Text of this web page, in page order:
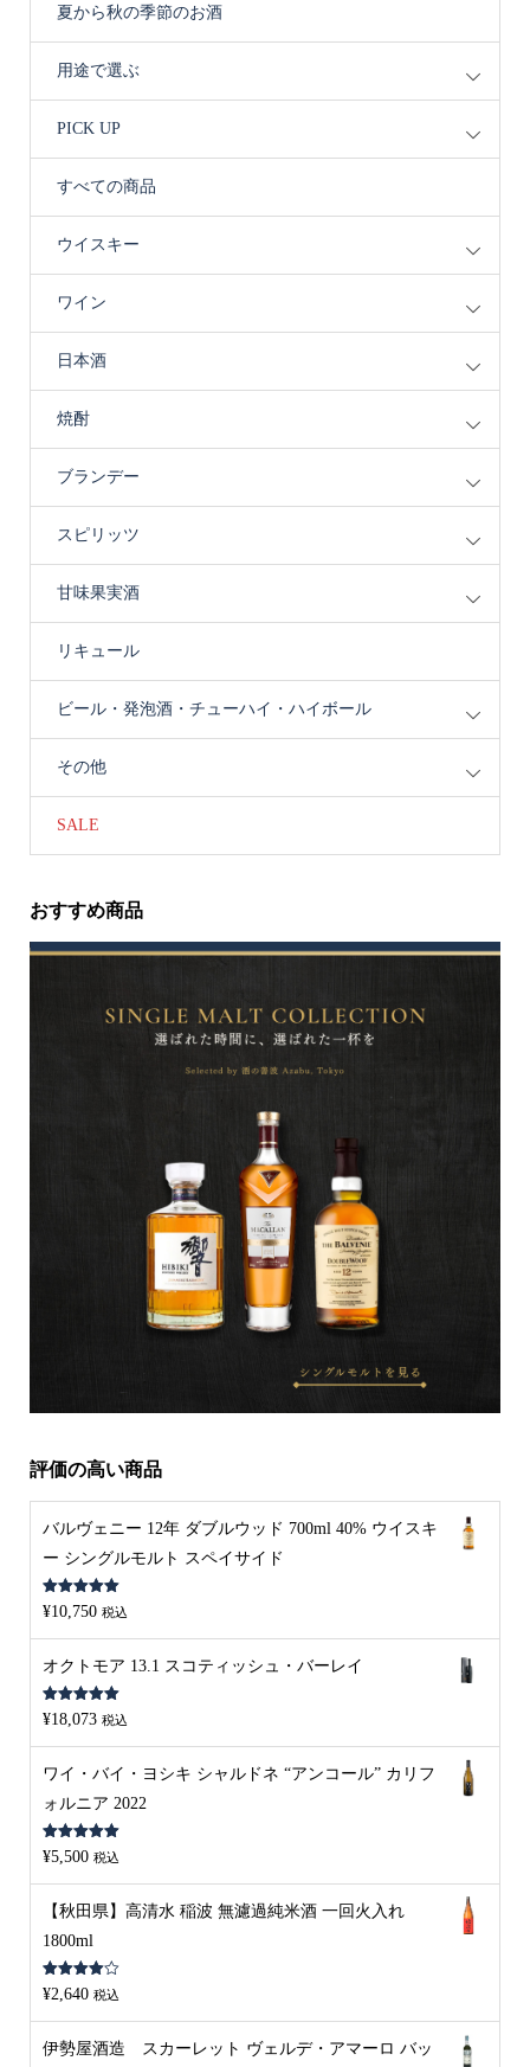
夏から秋の季節のお酒
用途で選ぶ
PICK UP
すべての商品
ウイスキー
ワイン
日本酒
焼酎
ブランデー
スピリッツ
甘味果実酒
リキュール
ビール・発泡酒・チューハイ・ハイボール
その他
SALE
おすすめ商品
評価の高い商品
バルヴェニー 12年 ダブルウッド 700ml 40% ウイスキ
ー シングルモルト スペイサイド
5段階中5.00
の評価
¥10,750 税込
オクトモア 13.1 スコティッシュ・バーレイ
5段階中5.00
の評価
¥18,073 税込
ワイ・バイ・ヨシキ シャルドネ “アンコール” カリフ
ォルニア 2022
5段階中 5.00
の評価
¥5,500 税込
【秋田県】高清水 稲波 無濾過純米酒 一回火入れ
1800ml
5段階中
4.00の評
¥2,640 税込
伊勢屋酒造 スカーレット ヴェルデ・アマーロ バッ